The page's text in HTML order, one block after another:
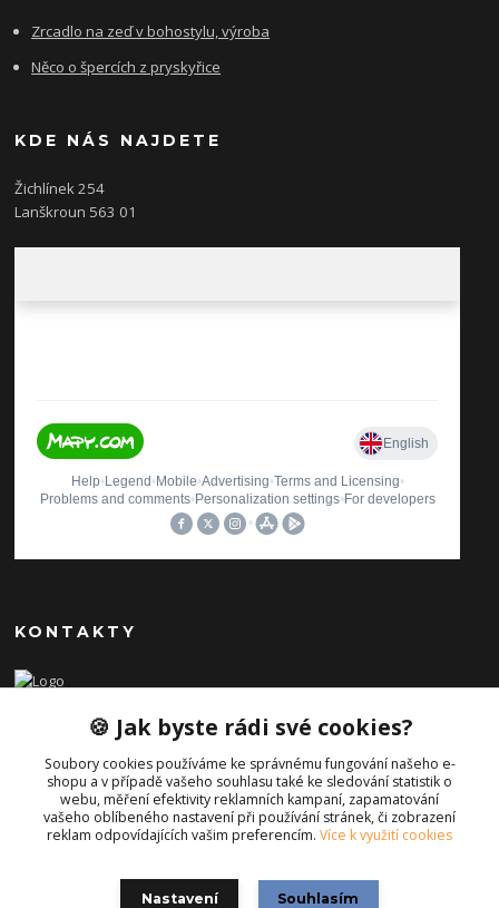
Zrcadlo na zeď v bohostylu, výroba
Něco o špercích z pryskyřice
KDE NÁS NAJDETE
Žichlínek 254
Lanškroun 563 01
KONTAKTY
+420 606654169
(Po-Pá, 8-16 hod.)
info@iporiginal.cz
🍪 Jak byste rádi své cookies?
Soubory cookies používáme ke správnému fungování našeho e-
shopu a v případě vašeho souhlasu také ke sledování statistik o
webu, měření efektivity reklamních kampaní, zapamatování
vašeho oblíbeného nastavení při používání stránek, či zobrazení
reklam odpovídajících vašim preferencím. Více k využití cookies
Nastavení Souhlasím